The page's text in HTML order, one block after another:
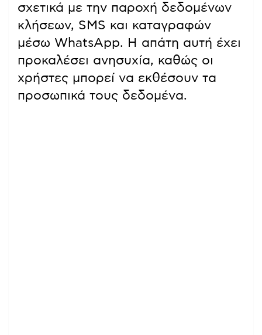
σχετικά με την παροχή δεδομένων
κλήσεων, SMS και καταγραφών
μέσω WhatsApp. Η απάτη αυτή έχει
προκαλέσει ανησυχία, καθώς οι
χρήστες μπορεί να εκθέσουν τα
προσωπικά τους δεδομένα.